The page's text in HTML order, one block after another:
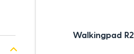
Walkingpad R2